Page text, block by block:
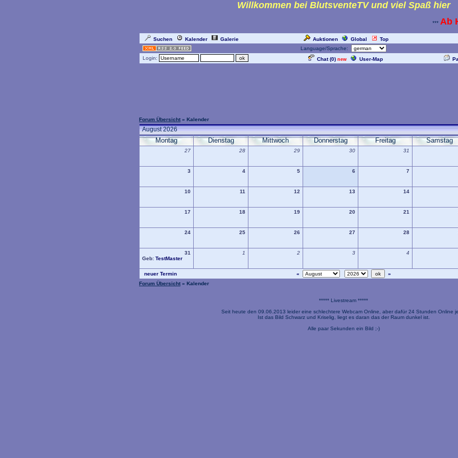
Willkommen bei BlutsventeTV und viel Spaß hier
***Ab
Suchen Kalender Galerie Auktionen Global Top
Language/Sprache:
Login:
Chat (0) new User-Map
Forum Übersicht » Kalender
August 2026
Montag Dienstag Mittwoch Donnerstag Freitag Samstag
27 28 29 30 31
3 4 5 6 7
10 11 12 13 14
17 18 19 20 21
24 25 26 27 28
31
Geb: TestMaster
1 2 3 4
neuer Termin «
»
Forum Übersicht » Kalender
***** Livestream *****
Seit heute den 09.06.2013 leider eine schlechtere Webcam Online, aber dafür 24 Stunden Online
Ist das Bild Schwarz und Kriselig, liegt es daran das der Raum dunkel ist.
Alle paar Sekunden ein Bild ;-)